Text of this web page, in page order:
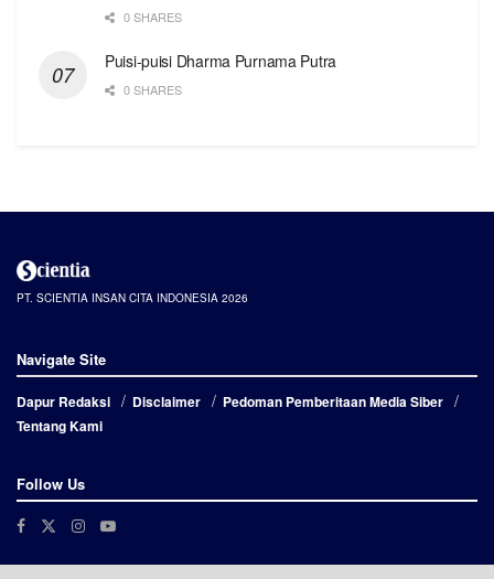
0 SHARES
Puisi-puisi Dharma Purnama Putra
0 SHARES
PT. SCIENTIA INSAN CITA INDONESIA 2026
Navigate Site
Dapur Redaksi Disclaimer
Pedoman Pemberitaan Media Siber
Tentang Kami
Follow Us